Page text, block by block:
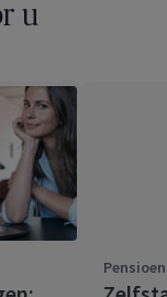
u
Pensioen